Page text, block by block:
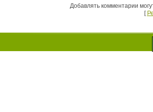
Добавлять комментарии
[